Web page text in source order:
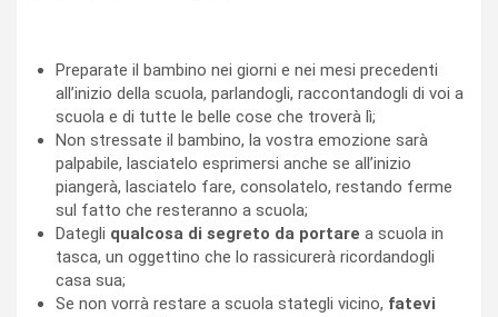
Preparate il bambino nei giorni e nei mesi precedenti
all’inizio della scuola, parlandogli, raccontandogli di voi a
scuola e di tutte le belle cose che troverà lì;
Non stressate il bambino, la vostra emozione sarà
palpabile, lasciatelo esprimersi anche se all’inizio
piangerà, lasciatelo fare, consolatelo, restando ferme
sul fatto che resteranno a scuola;
Dategli qualcosa di segreto da portare a scuola in
tasca, un oggettino che lo rassicurerà ricordandogli
casa sua;
Se non vorrà restare a scuola stategli vicino, fatevi